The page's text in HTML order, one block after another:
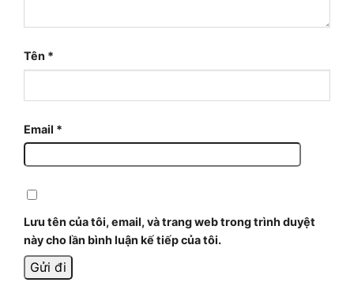
Tên *
Email *
Lưu tên của tôi, email, và trang web trong trình duyệt
này cho lần bình luận kế tiếp của tôi.